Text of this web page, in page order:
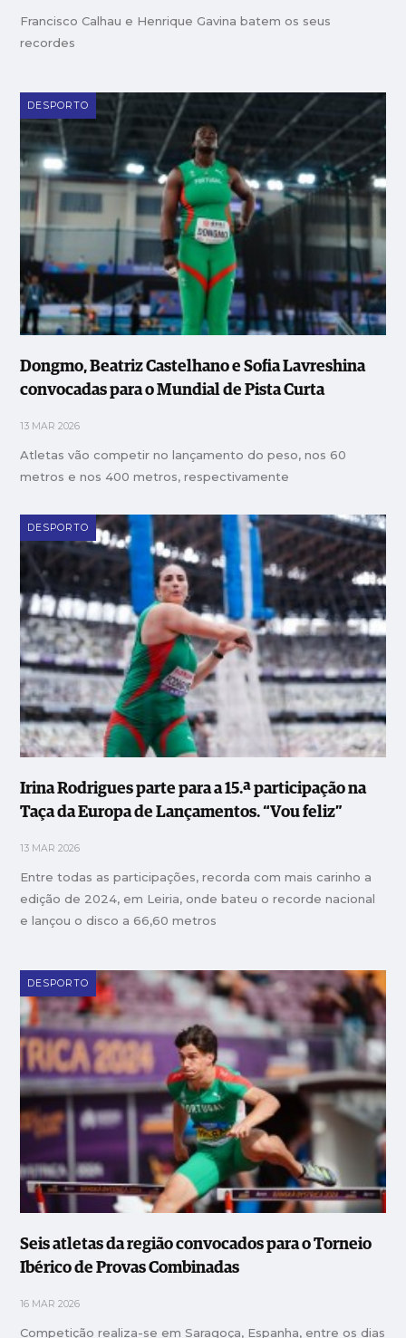
Francisco Calhau e Henrique Gavina batem os seus
recordes
DESPORTO
Dongmo, Beatriz Castelhano e Sofia Lavreshina
convocadas para o Mundial de Pista Curta
13 MAR 2026
Atletas vão competir no lançamento do peso, nos 60
metros e nos 400 metros, respectivamente
DESPORTO
Irina Rodrigues parte para a 15.ª participação na
Taça da Europa de Lançamentos. “Vou feliz”
13 MAR 2026
Entre todas as participações, recorda com mais carinho a
edição de 2024, em Leiria, onde bateu o recorde nacional
e lançou o disco a 66,60 metros
DESPORTO
Seis atletas da região convocados para o Torneio
Ibérico de Provas Combinadas
16 MAR 2026
Competição realiza-se em Saragoça, Espanha, entre os dias